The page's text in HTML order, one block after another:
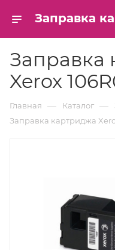
Заправка
Xerox
Главная — Каталог —
Заправка картриджа